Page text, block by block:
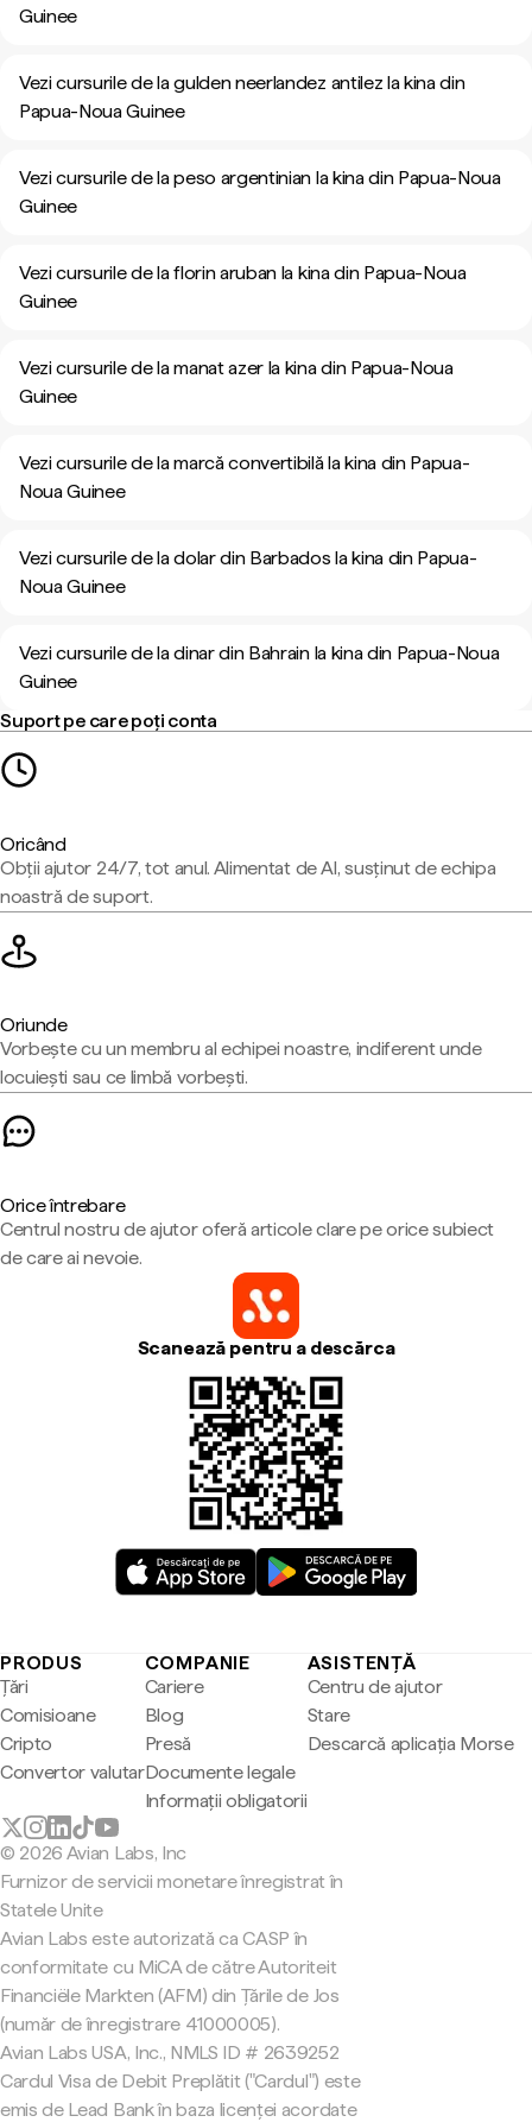
Guinee
Vezi cursurile de la gulden neerlandez antilez la kina din
Papua-Noua Guinee
Vezi cursurile de la peso argentinian la kina din Papua-Noua
Guinee
Vezi cursurile de la florin aruban la kina din Papua-Noua
Guinee
Vezi cursurile de la manat azer la kina din Papua-Noua
Guinee
Vezi cursurile de la marcă convertibilă la kina din Papua-
Noua Guinee
Vezi cursurile de la dolar din Barbados la kina din Papua-
Noua Guinee
Vezi cursurile de la dinar din Bahrain la kina din Papua-Noua
Guinee
Suport pe care poți conta
Oricând
Obții ajutor 24/7, tot anul. Alimentat de AI, susținut de echipa
noastră de suport.
Oriunde
Vorbește cu un membru al echipei noastre, indiferent unde
locuiești sau ce limbă vorbești.
Orice întrebare
Centrul nostru de ajutor oferă articole clare pe orice subiect
de care ai nevoie.
Scanează pentru a descărca
PRODUS
Țări
Comisioane
Cripto
Convertor valutar
COMPANIE
Cariere
Blog
Presă
Documente legale
Informații obligatorii
ASISTENȚĂ
Centru de ajutor
Stare
Descarcă aplicația Morse
© 2026 Avian Labs, Inc
Furnizor de servicii monetare înregistrat în
Statele Unite
Avian Labs este autorizată ca CASP în
conformitate cu MiCA de către Autoriteit
Financiële Markten (AFM) din Țările de Jos
(număr de înregistrare 41000005).
Avian Labs USA, Inc., NMLS ID # 2639252
Cardul Visa de Debit Preplătit ("Cardul") este
emis de Lead Bank în baza licenței acordate